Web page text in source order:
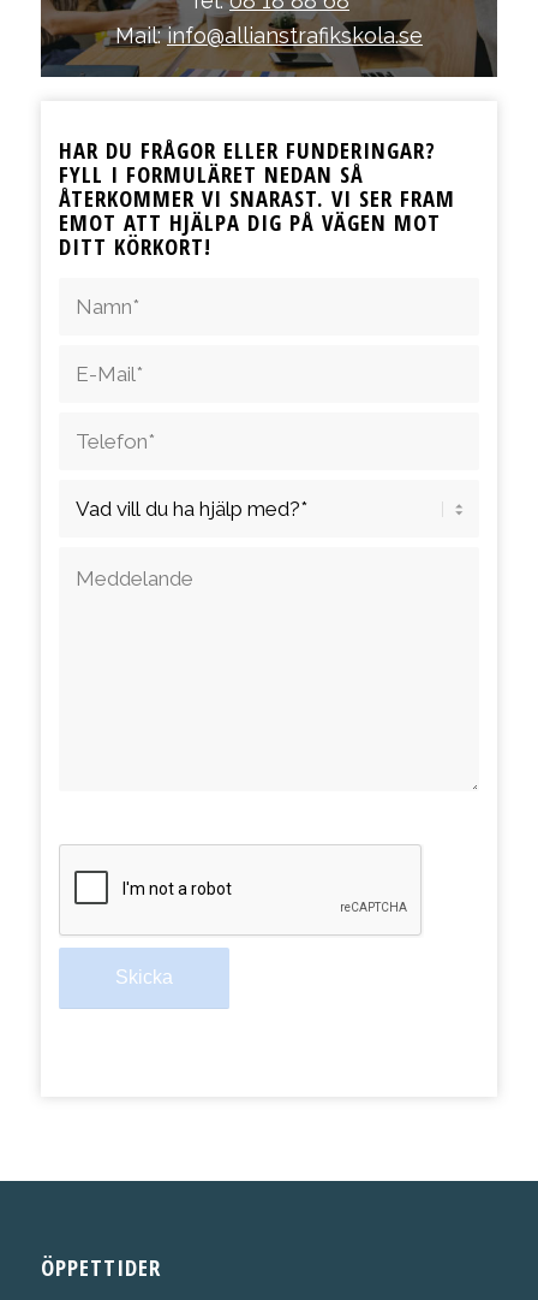
Mail:info@allianstrafikskola.se
HAR DU FRÅGOR ELLER FUNDERINGAR?
FYLL I FORMULÄRET NEDAN SÅ
ÅTERKOMMER VI SNARAST. VI SER FRAM
EMOT ATT HJÄLPA DIG PÅ VÄGEN MOT
DITT KÖRKORT!
ÖPPETTIDER